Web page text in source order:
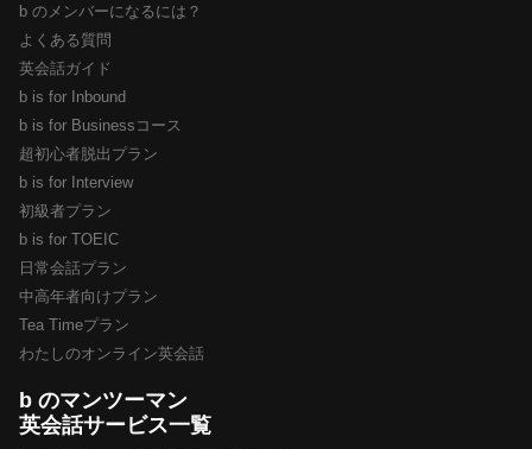
b のメンバーになるには？
よくある質問
英会話ガイド
b is for Inbound
b is for Businessコース
超初心者脱出プラン
b is for Interview
初級者プラン
b is for TOEIC
日常会話プラン
中高年者向けプラン
Tea Timeプラン
わたしのオンライン英会話
b のマンツーマン
英会話サービス一覧